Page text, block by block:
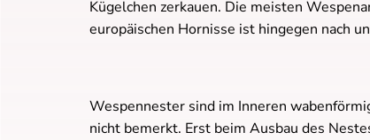
Kügelchen zerkauen. Die meisten
europäischen Hornisse ist hingegen nach
Wespennester sind im Inneren
nicht bemerkt. Erst beim Ausbau des